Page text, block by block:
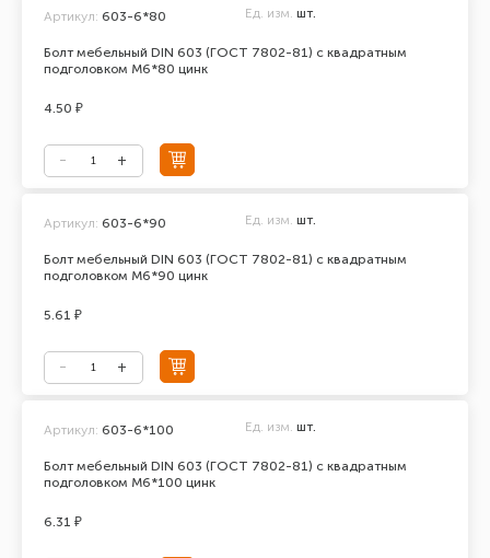
Болт мебельный DIN 603 (ГОСТ 7802-81) с квадратным
подголовком М6*80 цинк
Артикул: 603-6*80 Ед. изм. шт.
4.50 ₽
Болт мебельный DIN 603 (ГОСТ 7802-81) с квадратным
подголовком М6*90 цинк
Артикул: 603-6*90 Ед. изм. шт.
5.61 ₽
Болт мебельный DIN 603 (ГОСТ 7802-81) с квадратным
подголовком М6*100 цинк
Артикул: 603-6*100 Ед. изм. шт.
6.31 ₽